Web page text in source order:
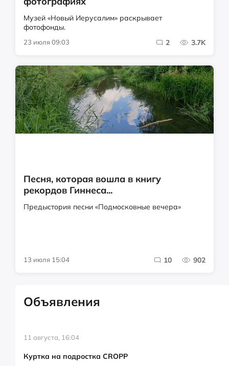
Музей «Новый Иерусалим» раскрывает
фотофонды.
23 июля 09:03 2 3.7K
Песня, которая вошла в книгу
рекордов Гиннеса...
Предыстория песни «Подмосковные вечера»
13 июля 15:04 10 902
Объявления
11 августа, 16:04
Куртка на подростка CROPP